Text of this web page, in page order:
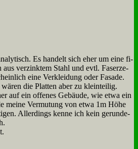
Es han­delt sich eher um ei­ne fi­
ver­zink­tem Stahl und evtl. Fa­ser­ze­
ei­ne Ver­klei­dung oder Fa­sa­de.
die Plat­ten aber zu klein­tei­lig.
auf ein of­fe­nes Ge­bäu­de, wie et­wa ein
mei­ne Ver­mu­tung von et­wa 1m Hö­he
Al­ler­dings ken­ne ich kein ge­run­de­